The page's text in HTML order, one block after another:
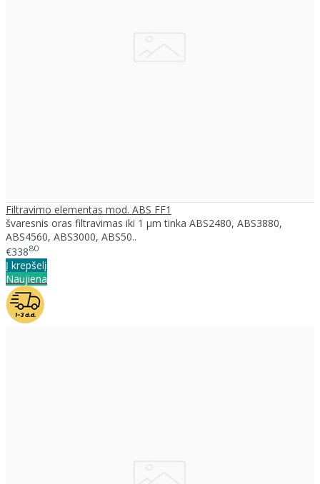
Filtravimo elementas mod. ABS FF1
švaresnis oras filtravimas iki 1 μm tinka ABS2480, ABS3880,
ABS4560, ABS3000, ABS50..
€33880
Į krepšelį
Naujiena